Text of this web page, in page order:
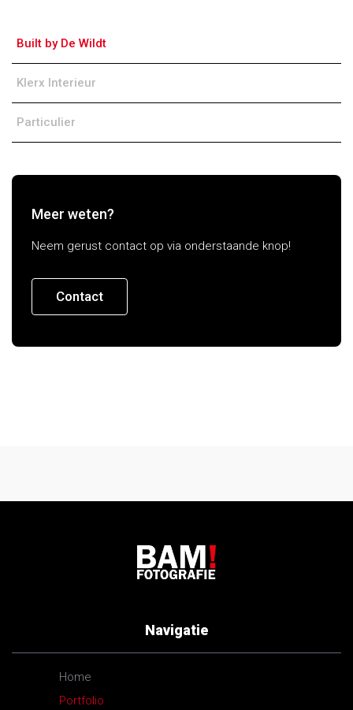
Built by De Wildt
Klerx Interieur
Particulier
Meer weten?
Neem gerust contact op via onderstaande knop!
Contact
Navigatie
Home
Portfolio